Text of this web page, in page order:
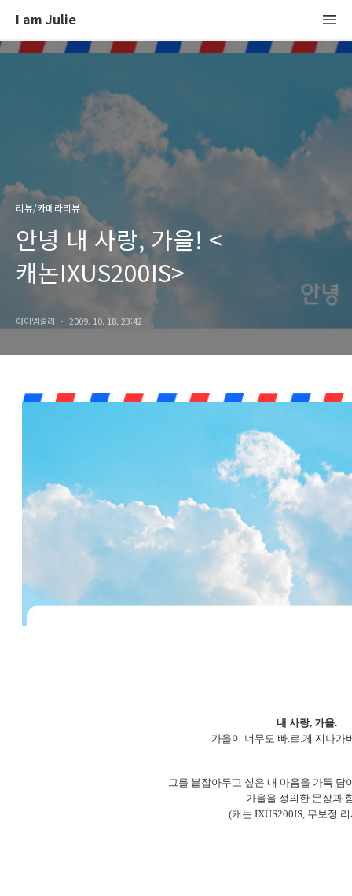
I am Julie
리뷰/카메라리뷰
안녕 내 사랑, 가을! <
캐논IXUS200IS>
아이엠줄리 2009. 10. 18. 23:42
내 사랑, 가을.
가을이 너무도 빠.르.게 지나가
그를 붙잡아두고 싶은 내 마음을 가득 담
가을을 정의한 문장과
(캐논 IXUS200IS, 무보정